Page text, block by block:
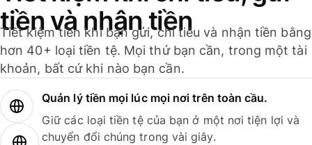
tiền và nhận tiền
Tiết kiệm tiền khi bạn gửi, chi tiêu và nhận tiền bằng
hơn 40+ loại tiền tệ. Mọi thứ bạn cần, trong một tài
khoản, bất cứ khi nào bạn cần.
Quản lý tiền mọi lúc mọi nơi trên toàn cầu.
Giữ các loại tiền tệ của bạn ở một nơi tiện lợi và
chuyển đổi chúng trong vài giây.